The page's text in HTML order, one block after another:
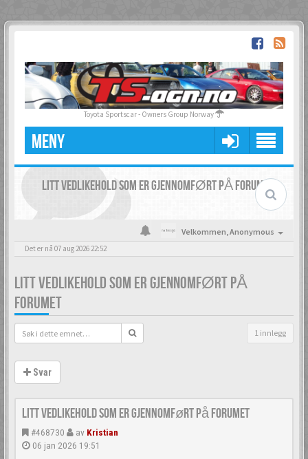
Toyota Sportscar - Owners Group Norway
MENY
LITT VEDLIKEHOLD SOM ER GJENNOMFØRT PÅ FORUMET
Velkommen,Anonymous
Det er nå 07 aug 2026 22:52
LITT VEDLIKEHOLD SOM ER GJENNOMFØRT PÅ
FORUMET
1 innlegg
Svar
Litt vedlikehold som er gjennomført på forumet
#468730 av Kristian
06 jan 2026 19:51